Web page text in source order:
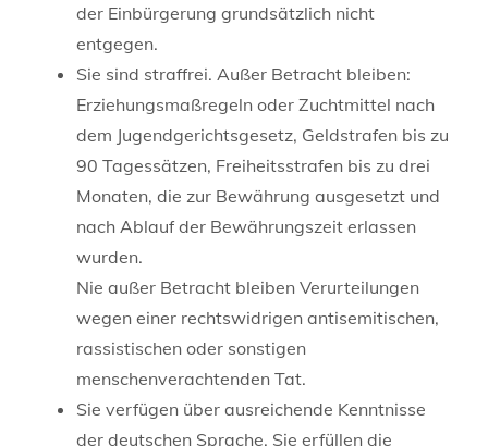
der Einbürgerung grundsätzlich nicht
entgegen.
Sie sind straffrei. Außer Betracht bleiben:
Erziehungsmaßregeln oder Zuchtmittel nach
dem Jugendgerichtsgesetz, Geldstrafen bis zu
90 Tagessätzen, Freiheitsstrafen bis zu drei
Monaten, die zur Bewährung ausgesetzt und
nach Ablauf der Bewährungszeit erlassen
wurden.
Nie außer Betracht bleiben Verurteilungen
wegen einer rechtswidrigen antisemitischen,
rassistischen oder sonstigen
menschenverachtenden Tat.
Sie verfügen über ausreichende Kenntnisse
der deutschen Sprache. Sie erfüllen die